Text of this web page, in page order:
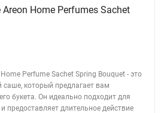
Home Perfumes Sachet
Perfume Sachet Spring Bouquet - это
который предлагает вам
букета. Он идеально подходит для
предоставляет длительное действие